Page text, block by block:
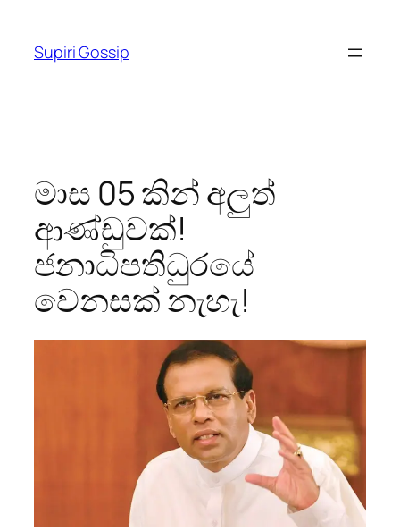
content
Supiri Gossip
මාස 05 කින් අලුත්
ආණ්ඩුවක්!
ජනාධිපතිධුරයේ
වෙනසක් නැහැ!